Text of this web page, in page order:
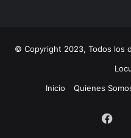
© Copyright 2023, Todos los
Inicio
Quienes